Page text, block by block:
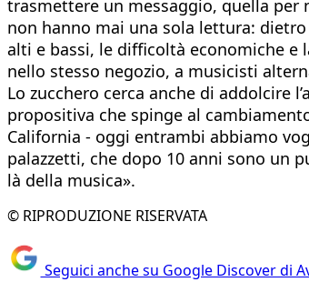
trasmettere un messaggio, quella per
non hanno mai una sola lettura:
alti e bassi, le difficoltà economiche e
nello stesso negozio, a musicisti
Lo zucchero cerca anche di addolcire
propositiva che spinge al
California - oggi entrambi abbiamo
palazzetti, che dopo 10 anni sono un
là della musica».
© RIPRODUZIONE RISERVATA
Seguici anche su Google Discover di